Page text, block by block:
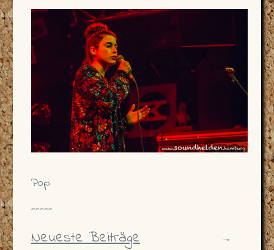
Pop
-----
Neueste Beiträge
→